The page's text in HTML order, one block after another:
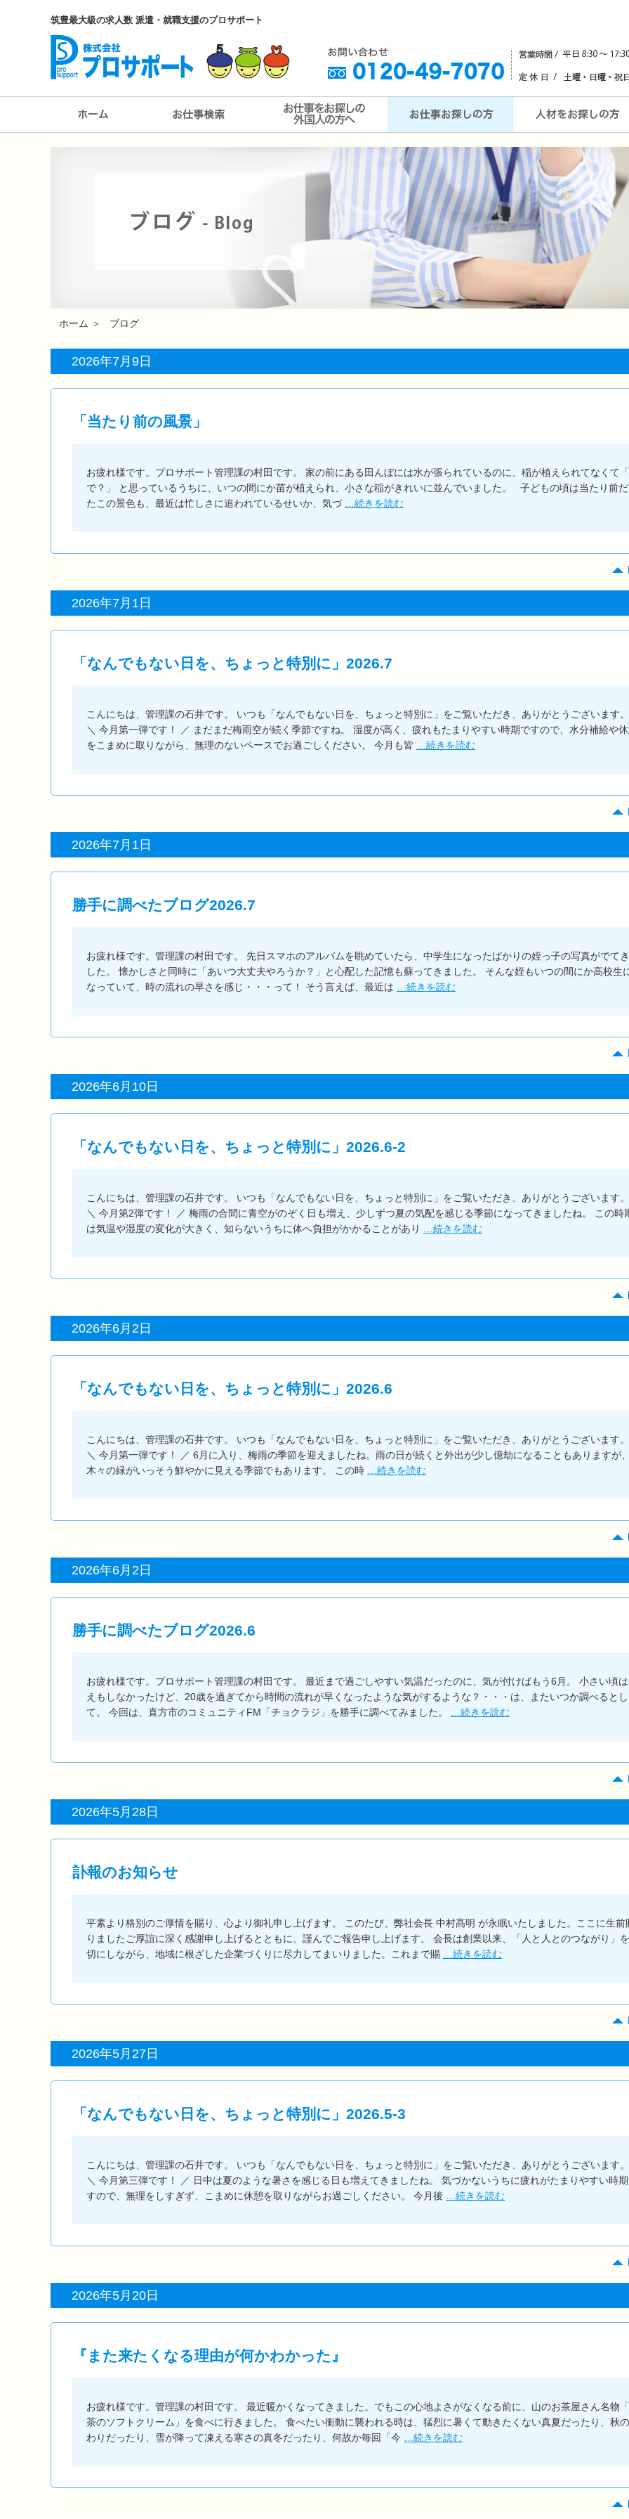
筑豊最大級の求人数 派遣・就職支援のプロサポート
ホーム ＞ ブログ
2026年7月9日
「当たり前の風景」
お疲れ様です。プロサポート管理課の村田です。 家の前にある田んぼには水が張られているのに、稲が植えられてなくて
で？」 と思っているうちに、いつの間にか苗が植えられ、小さな稲がきれいに並んでいました。 子どもの頃は当たり前
たこの景色も、最近は忙しさに追われているせいか、気づ
…続きを読む
2026年7月1日
「なんでもない日を、ちょっと特別に」2026.7
こんにちは、管理課の石井です。 いつも「なんでもない日を、ちょっと特別に」をご覧いただき、ありがとうございます。
＼ 今月第一弾です！ ／ まだまだ梅雨空が続く季節ですね。 湿度が高く、疲れもたまりやすい時期ですので、水分補給や
をこまめに取りながら、無理のないペースでお過ごしください。 今月も皆
…続きを読む
2026年7月1日
勝手に調べたブログ2026.7
お疲れ様です。管理課の村田です。 先日スマホのアルバムを眺めていたら、中学生になったばかりの姪っ子の写真がでて
した。 懐かしさと同時に「あいつ大丈夫やろうか？」と心配した記憶も蘇ってきました。 そんな姪もいつの間にか高校生
なっていて、時の流れの早さを感じ・・・って！ そう言えば、最近は
…続きを読む
2026年6月10日
「なんでもない日を、ちょっと特別に」2026.6-2
こんにちは、管理課の石井です。 いつも「なんでもない日を、ちょっと特別に」をご覧いただき、ありがとうございます。
＼ 今月第2弾です！ ／ 梅雨の合間に青空がのぞく日も増え、少しずつ夏の気配を感じる季節になってきましたね。 この時
は気温や湿度の変化が大きく、知らないうちに体へ負担がかかることがあり
…続きを読む
2026年6月2日
「なんでもない日を、ちょっと特別に」2026.6
こんにちは、管理課の石井です。 いつも「なんでもない日を、ちょっと特別に」をご覧いただき、ありがとうございます。
＼ 今月第一弾です！ ／ 6月に入り、梅雨の季節を迎えましたね。雨の日が続くと外出が少し億劫になることもありますが
木々の緑がいっそう鮮やかに見える季節でもあります。 この時
…続きを読む
2026年6月2日
勝手に調べたブログ2026.6
お疲れ様です。プロサポート管理課の村田です。 最近まで過ごしやすい気温だったのに、気が付けばもう6月。 小さい頃
えもしなかったけど、20歳を過ぎてから時間の流れが早くなったような気がするような？・・・は、またいつか調べるとし
て。 今回は、直方市のコミュニティFM「チョクラジ」を勝手に調べてみました。
…続きを読む
2026年5月28日
訃報のお知らせ
平素より格別のご厚情を賜り、心より御礼申し上げます。 このたび、弊社会長 中村髙明 が永眠いたしました。ここに生前
りましたご厚誼に深く感謝申し上げるとともに、謹んでご報告申し上げます。 会長は創業以来、「人と人とのつながり」
切にしながら、地域に根ざした企業づくりに尽力してまいりました。これまで賜
…続きを読む
2026年5月27日
「なんでもない日を、ちょっと特別に」2026.5-3
こんにちは、管理課の石井です。 いつも「なんでもない日を、ちょっと特別に」をご覧いただき、ありがとうございます。
＼ 今月第三弾です！ ／ 日中は夏のような暑さを感じる日も増えてきましたね。 気づかないうちに疲れがたまりやすい時
すので、無理をしすぎず、こまめに休憩を取りながらお過ごしください。 今月後
…続きを読む
2026年5月20日
『また来たくなる理由が何かわかった』
お疲れ様です。管理課の村田です。 最近暖かくなってきました。でもこの心地よさがなくなる前に、山のお茶屋さん名物
茶のソフトクリーム」を食べに行きました。 食べたい衝動に襲われる時は、猛烈に暑くて動きたくない真夏だったり、秋
わりだったり、雪が降って凍える寒さの真冬だったり、何故か毎回「今
…続きを読む